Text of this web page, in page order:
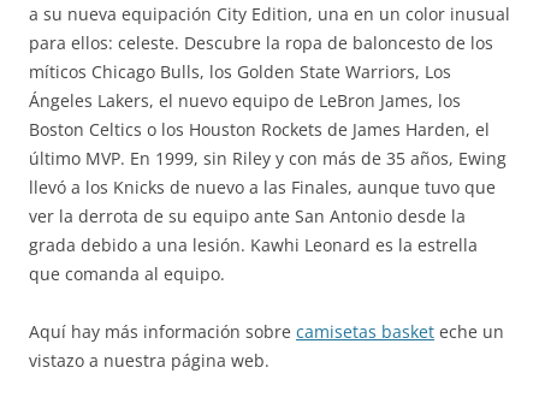
a su nueva equipación City Edition, una en un color inusual
para ellos: celeste. Descubre la ropa de baloncesto de los
míticos Chicago Bulls, los Golden State Warriors, Los
Ángeles Lakers, el nuevo equipo de LeBron James, los
Boston Celtics o los Houston Rockets de James Harden, el
último MVP. En 1999, sin Riley y con más de 35 años, Ewing
llevó a los Knicks de nuevo a las Finales, aunque tuvo que
ver la derrota de su equipo ante San Antonio desde la
grada debido a una lesión. Kawhi Leonard es la estrella
que comanda al equipo.
Aquí hay más información sobre camisetas basket eche un
vistazo a nuestra página web.